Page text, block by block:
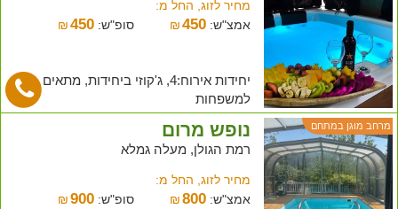
מחיר לזוג, החל מ:
אמצ"ש:
₪450 סופ"ש: ₪ 450
יחידות אירוח:4, ג'קוזי ביחידות, מתאים
למשפחות
מרחב מוגן במתחם נופש מרום
רמת הגולן, מעלה גמלא
מחיר לזוג, החל מ:
אמצ"ש:
₪800 סופ"ש: ₪ 900